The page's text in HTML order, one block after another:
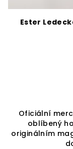
Ester
Oficiální
oblíbený
originálním